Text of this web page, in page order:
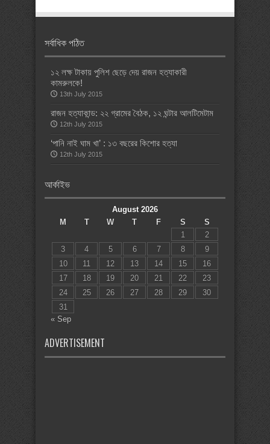
সর্বাধিক পঠিত
১২ লক্ষ টাকায় পুলিশ ছেড়ে দেয় রাজন হত্যাকারী
কামরুলকে!
13th July 2015
রাজন হত্যাকান্ড: ২২ গ্রামের বৈঠক, ১২ ঘন্টার আলটিমেটাম
12th July 2015
‘পানি নাই ঘাম খা’ : ১৩ বছরের কিশোর হত্যা
12th July 2015
আর্কাইভ
August 2026
M
T W T F S
S
1
2
3
4 5 6 7 8
9
10
11 12 13 14 15
16
17
18 19 20 21 22
23
24
25 26 27 28 29
30
31
« Sep
ADVERTISEMENT